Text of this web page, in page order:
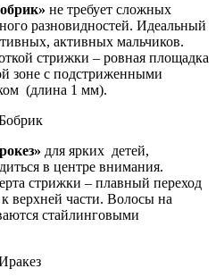
не требует сложных
разновидностей. Идеальный
активных мальчиков.
стрижки – ровная площадка
зоне с подстриженными
(длина 1 мм).
для ярких детей,
в центре внимания.
стрижки – плавный переход
верхней части. Волосы на
стайлинговыми